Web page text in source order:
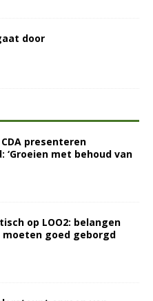
door
presenteren
‘Groeien met behoud van
op LOO2: belangen
moeten goed geborgd